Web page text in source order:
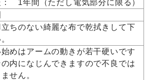
1年間（ただし電気部分に限る）
ちのない綺麗な布で乾拭きして下
めはアームの動きが若干硬いです
の内になじんできますので不良では
せん。